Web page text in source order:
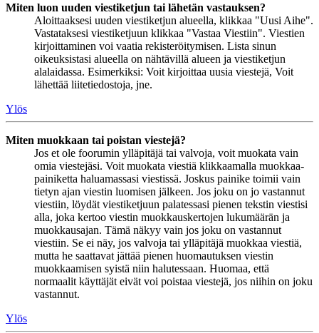
Miten luon uuden viestiketjun tai lähetän vastauksen?
Aloittaaksesi uuden viestiketjun alueella, klikkaa "Uusi Aihe".
Vastataksesi viestiketjuun klikkaa "Vastaa Viestiin". Viestien
kirjoittaminen voi vaatia rekisteröitymisen. Lista sinun
oikeuksistasi alueella on nähtävillä alueen ja viestiketjun
alalaidassa. Esimerkiksi: Voit kirjoittaa uusia viestejä, Voit
lähettää liitetiedostoja, jne.
Ylös
Miten muokkaan tai poistan viestejä?
Jos et ole foorumin ylläpitäjä tai valvoja, voit muokata vain
omia viestejäsi. Voit muokata viestiä klikkaamalla muokkaa-
painiketta haluamassasi viestissä. Joskus painike toimii vain
tietyn ajan viestin luomisen jälkeen. Jos joku on jo vastannut
viestiin, löydät viestiketjuun palatessasi pienen tekstin viestisi
alla, joka kertoo viestin muokkauskertojen lukumäärän ja
muokkausajan. Tämä näkyy vain jos joku on vastannut
viestiin. Se ei näy, jos valvoja tai ylläpitäjä muokkaa viestiä,
mutta he saattavat jättää pienen huomautuksen viestin
muokkaamisen syistä niin halutessaan. Huomaa, että
normaalit käyttäjät eivät voi poistaa viestejä, jos niihin on joku
vastannut.
Ylös